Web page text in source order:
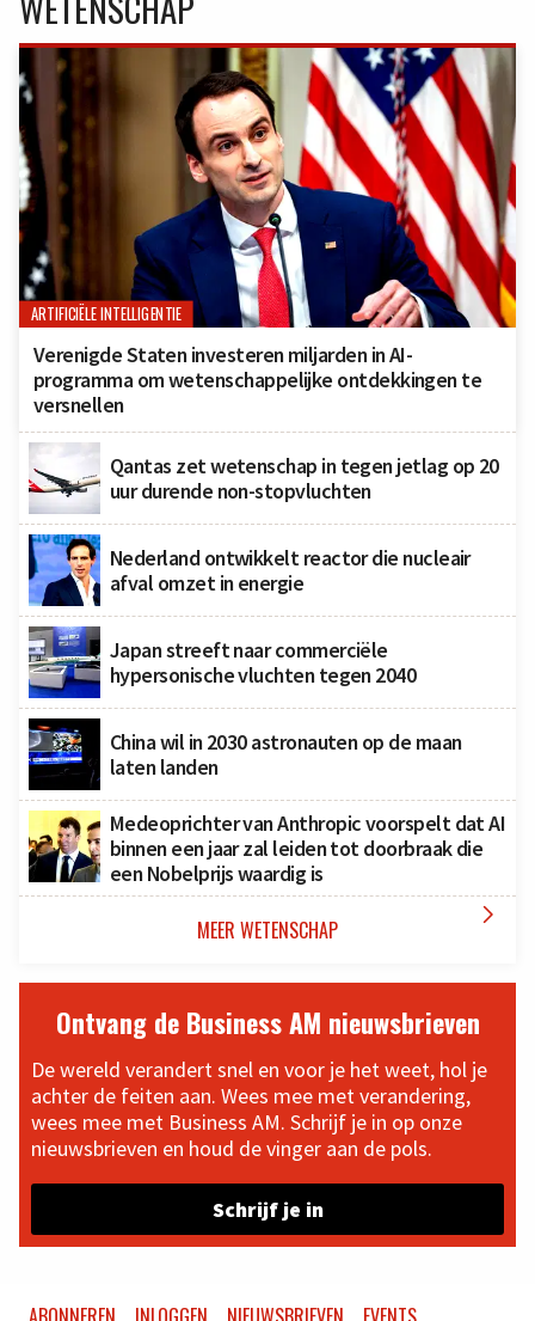
ARTIFICIËLE INTELLIGENTIE
Verenigde Staten investeren miljarden in AI-
programma om wetenschappelijke ontdekkingen te
versnellen
Qantas zet wetenschap in tegen jetlag op 20
uur durende non-stopvluchten
Nederland ontwikkelt reactor die nucleair
afval omzet in energie
Japan streeft naar commerciële
hypersonische vluchten tegen 2040
China wil in 2030 astronauten op de maan
laten landen
Medeoprichter van Anthropic voorspelt dat AI
binnen een jaar zal leiden tot doorbraak die
een Nobelprijs waardig is
MEER WETENSCHAP 
Ontvang de Business AM nieuwsbrieven
De wereld verandert snel en voor je het weet, hol je
achter de feiten aan. Wees mee met verandering,
wees mee met Business AM. Schrijf je in op onze
nieuwsbrieven en houd de vinger aan de pols.
Schrijf je in